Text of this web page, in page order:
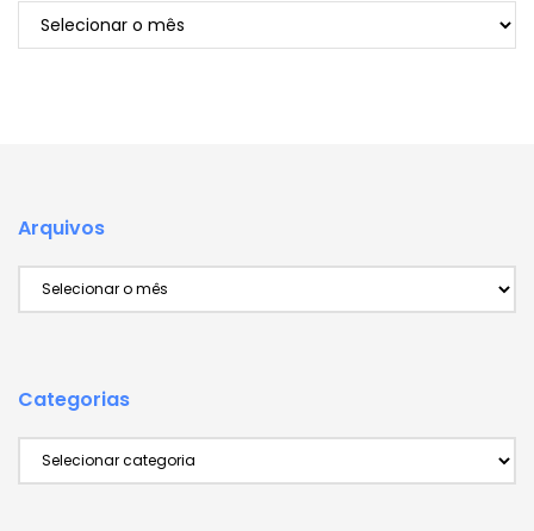
Arquivos
Arquivos
Arquivos
Categorias
Categorias